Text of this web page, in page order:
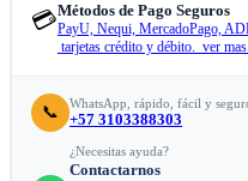
💳Métodos de Pago Seguros
PayU, Nequi, MercadoPago,
tarjetas crédito y débito. ver mas.
📞 WhatsApp, rápido, fácil y
+57 3103388303
¿Necesitas ayuda?
Contactarnos